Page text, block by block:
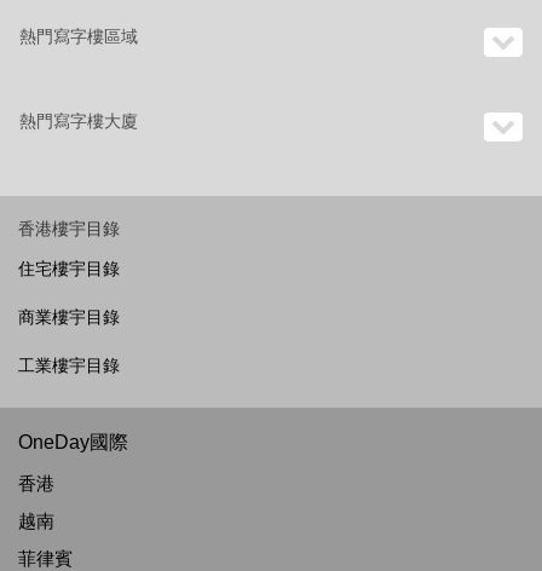
熱門寫字樓區域
熱門寫字樓大廈
香港樓宇目錄
住宅樓宇目錄
商業樓宇目錄
工業樓宇目錄
OneDay國際
香港
越南
菲律賓